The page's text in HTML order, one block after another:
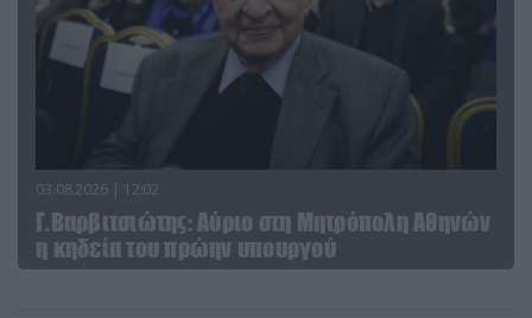
03.08.2026 | 12:02
Γ.Βαρβιτσιώτης: Aύριο στη Μητρόπολη Αθηνών
η κηδεία του πρώην υπουργού